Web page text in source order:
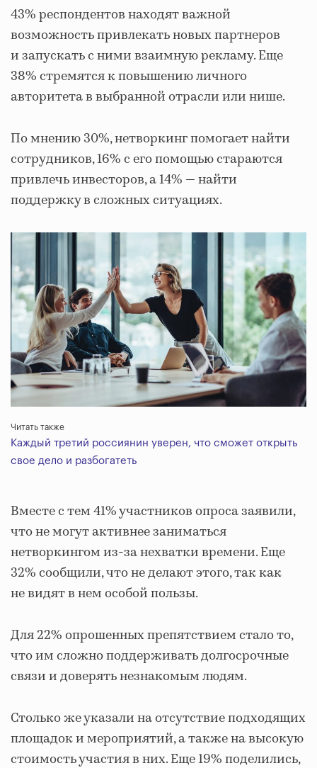
43% респондентов находят важной
возможность привлекать новых партнеров
и запускать с ними взаимную рекламу. Еще
38% стремятся к повышению личного
авторитета в выбранной отрасли или нише.
По мнению 30%, нетворкинг помогает найти
сотрудников, 16% с его помощью стараются
привлечь инвесторов, а 14% — найти
поддержку в сложных ситуациях.
Читать также
Каждый третий россиянин уверен, что сможет открыть
свое дело и разбогатеть
Вместе с тем 41% участников опроса заявили,
что не могут активнее заниматься
нетворкингом из-за нехватки времени. Еще
32% сообщили, что не делают этого, так как
не видят в нем особой пользы.
Для 22% опрошенных препятствием стало то,
что им сложно поддерживать долгосрочные
связи и доверять незнакомым людям.
Столько же указали на отсутствие подходящих
площадок и мероприятий, а также на высокую
стоимость участия в них. Еще 19% поделились,